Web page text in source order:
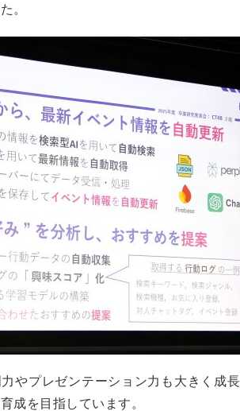
。
プレゼンテーション力も大きく成
成を目指しています。